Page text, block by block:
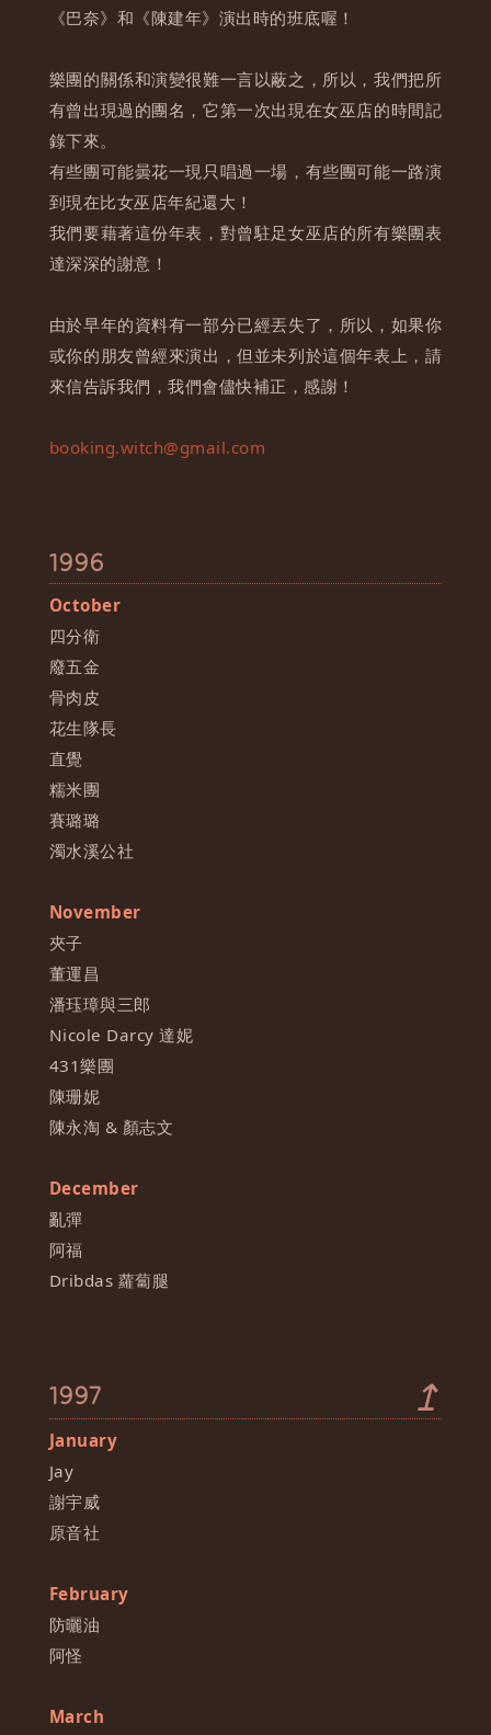
《巴奈》和《陳建年》演出時的班底喔！
樂團的關係和演變很難一言以蔽之，所以，我們把所
有曾出現過的團名，它第一次出現在女巫店的時間記
錄下來。
有些團可能曇花一現只唱過一場，有些團可能一路演
到現在比女巫店年紀還大！
我們要藉著這份年表，對曾駐足女巫店的所有樂團表
達深深的謝意！
由於早年的資料有一部分已經丟失了，所以，如果你
或你的朋友曾經來演出，但並未列於這個年表上，請
來信告訴我們，我們會儘快補正，感謝！
booking.witch@gmail.com
1996
October
四分衛
廢五金
骨肉皮
花生隊長
直覺
糯米團
賽璐璐
濁水溪公社
November
夾子
董運昌
潘珏璋與三郎
Nicole Darcy 達妮
431樂團
陳珊妮
陳永淘 & 顏志文
December
亂彈
阿福
Dribdas 蘿蔔腿
1997 ↥
January
Jay
謝宇威
原音社
February
防曬油
阿怪
March